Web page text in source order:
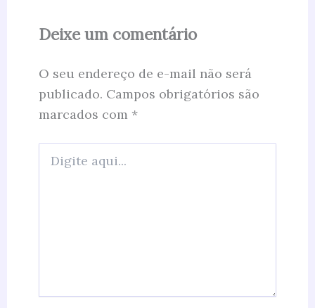
Deixe um comentário
O seu endereço de e-mail não será
publicado. Campos obrigatórios são
marcados com *
aqui...